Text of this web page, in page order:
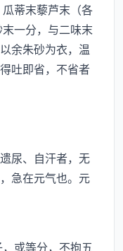
蒂末藜芦末（各
一分，与二味末
余朱砂为衣，温
吐即省，不省者
尿、自汗者，无
急在元气也。元
或等分，不拘五